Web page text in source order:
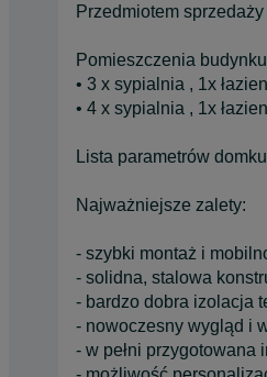
Przedmiotem
Pomieszczenia
• 3 x sypialnia , 1x
• 4 x sypialnia , 1x
Lista parametrów
Najważniejsze zalety:
- szybki montaż i
- solidna, stalowa
- bardzo dobra izolacja
- nowoczesny wygląd i
- w pełni przygotowana